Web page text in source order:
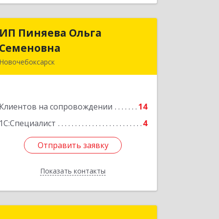
ИП Пиняева Ольга
Семеновна
Новочебоксарск
Клиентов на сопровождении
14
1С:Специалист
4
Отправить заявку
Показать контакты
ИП Пиняева Ольга
кв.141
Отправить заявку
Назад